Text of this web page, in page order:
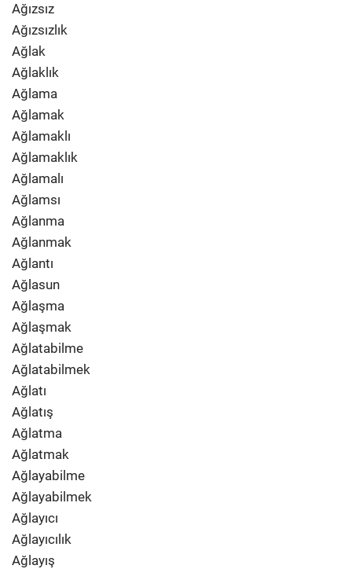
Ağızsız
Ağızsızlık
Ağlak
Ağlaklık
Ağlama
Ağlamak
Ağlamaklı
Ağlamaklık
Ağlamalı
Ağlamsı
Ağlanma
Ağlanmak
Ağlantı
Ağlasun
Ağlaşma
Ağlaşmak
Ağlatabilme
Ağlatabilmek
Ağlatı
Ağlatış
Ağlatma
Ağlatmak
Ağlayabilme
Ağlayabilmek
Ağlayıcı
Ağlayıcılık
Ağlayış